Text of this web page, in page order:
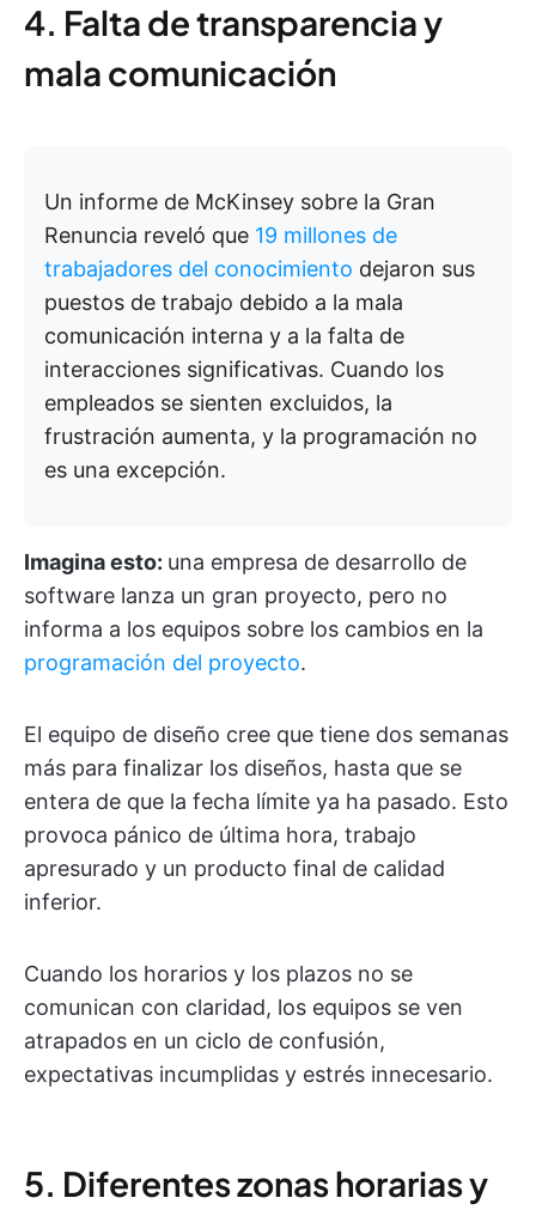
4. Falta de transparencia y
mala comunicación
Un informe de McKinsey sobre la Gran
Renuncia reveló que 19 millones de
trabajadores del conocimiento dejaron sus
puestos de trabajo debido a la mala
comunicación interna y a la falta de
interacciones significativas. Cuando los
empleados se sienten excluidos, la
frustración aumenta, y la programación no
es una excepción.
Imagina esto: una empresa de desarrollo de
software lanza un gran proyecto, pero no
informa a los equipos sobre los cambios en la
programación del proyecto.
El equipo de diseño cree que tiene dos semanas
más para finalizar los diseños, hasta que se
entera de que la fecha límite ya ha pasado. Esto
provoca pánico de última hora, trabajo
apresurado y un producto final de calidad
inferior.
Cuando los horarios y los plazos no se
comunican con claridad, los equipos se ven
atrapados en un ciclo de confusión,
expectativas incumplidas y estrés innecesario.
5. Diferentes zonas horarias y